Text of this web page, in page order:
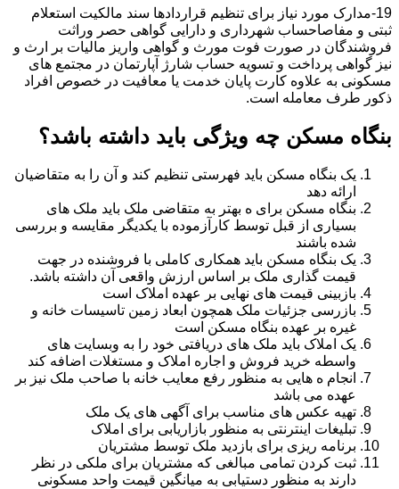
19-مدارک مورد نیاز برای تنظیم قراردادها سند مالکیت استعلام
ثبتی و مفاصاحساب شهرداری و دارایی گواهی حصر وراثت
فروشندگان در صورت فوت مورث و گواهی واریز مالیات بر ارث و
نیز گواهی پرداخت و تسویه حساب شارژ آپارتمان در مجتمع های
مسکونی به علاوه کارت پایان خدمت یا معافیت در خصوص افراد
ذکور طرف معامله است.
بنگاه مسکن چه ویژگی باید داشته باشد؟
یک بنگاه مسکن باید فهرستی تنظیم کند و آن را به متقاضیان
ارائه دهد
بنگاه مسکن برای ه بهتر به متقاضی ملک باید ملک های
بسیاری از قبل توسط کارآزموده با یکدیگر مقایسه و بررسی
شده باشند
یک بنگاه مسکن باید همکاری کاملی با فروشنده در جهت
قیمت گذاری ملک بر اساس ارزش واقعی آن داشته باشد.
بازبینی قیمت های نهایی بر عهده املاک است
بازرسی جزئیات ملک همچون ابعاد زمین تاسیسات خانه و
غیره بر عهده بنگاه مسکن است
یک املاک باید ملک های دریافتی خود را به وبسایت های
واسطه خرید فروش و اجاره املاک و مستغلات اضافه کند
انجام ه هایی به منظور رفع معایب خانه با صاحب ملک نیز بر
عهده می باشد
تهیه عکس های مناسب برای آگهی های یک ملک
تبلیغات اینترنتی به منظور بازاریابی برای املاک
برنامه ریزی برای بازدید ملک توسط مشتریان
ثبت کردن تمامی مبالغی که مشتریان برای ملکی در نظر
دارند به منظور دستیابی به میانگین قیمت واحد مسکونی